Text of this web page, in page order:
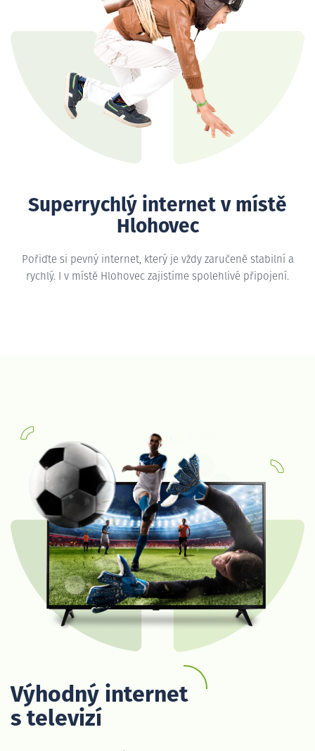
Superrychlý internet v místě
Hlohovec
Pořiďte si pevný internet, který je vždy zaručeně stabilní a
rychlý. I v místě Hlohovec zajistíme spolehlivé připojení.
Výhodný internet
s televizí